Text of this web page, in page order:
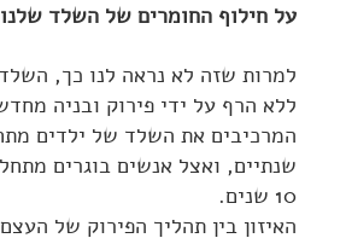
על חילוף החומרים של השלד שלנו
למרות שזה לא נראה לנו כך,
ללא הרף על ידי פירוק ובניה
המרכיבים את השלד של ילדים
10 שנים.
האיזון בין תהליך הפירוק של